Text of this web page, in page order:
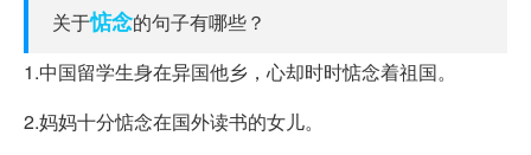
关于惦念的句子有哪些？
1.中国留学生身在异国他乡，心却时时惦念着祖国。
2.妈妈十分惦念在国外读书的女儿。